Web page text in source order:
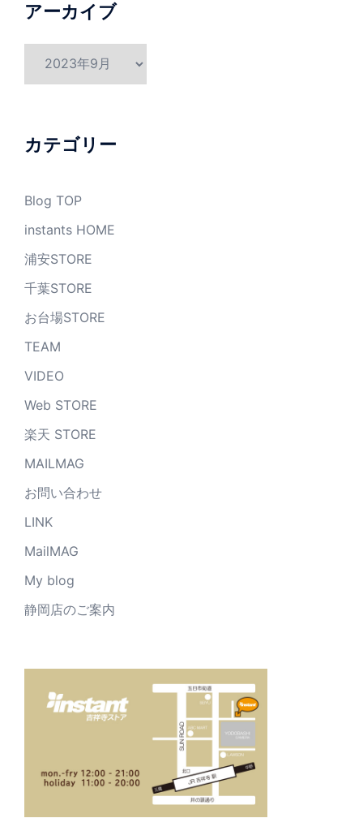
アーカイブ
ブ
カテゴリー
Blog TOP
instants HOME
浦安STORE
千葉STORE
お台場STORE
TEAM
VIDEO
Web STORE
楽天 STORE
MAILMAG
お問い合わせ
LINK
MailMAG
My blog
静岡店のご案内